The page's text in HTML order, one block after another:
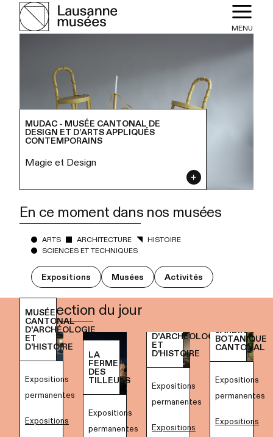
MENU
MUDAC - MUSÉE CANTONAL DE
DESIGN ET D’ARTS APPLIQUÉS
CONTEMPORAINS
Magie et Design
En ce moment dans nos musées
ARTS ARCHITECTURE
HISTOIRE
SCIENCES ET TECHNIQUES
Expositions Musées Activités
La sélection du jour
MUSÉE
CANTONAL
D'ARCHÉOLOGIE
ET
D'HISTOIRE
Expositions
permanentes
Expositions
LA
FERME
DES
TILLEULS
Expositions
permanentes
D'ARCHÉOLOGIE
ET
D'HISTOIRE
Expositions
permanentes
Expositions
BOTANIQUE
CANTONAL
Expositions
permanentes
Expositions